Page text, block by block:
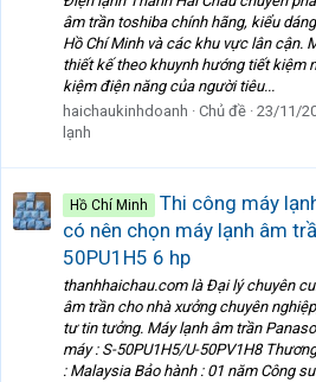
âm trần toshiba chính hãng, kiểu
Hồ Chí Minh và các khu vực lân cận.
thiết kế theo khuynh hướng tiết kiệm
kiệm điện năng của người tiêu...
haichaukinhdoanh
Chủ đề 23/11/
lạnh
Hồ Chí Minh
Thi công máy
có nên chọn máy lạnh âm
50PU1H5 6 hp
thanhhaichau.com là Đại lý chuyên
âm trần cho nhà xưởng chuyên
tư tin tưởng. Máy lạnh âm trần
máy : S-50PU1H5/U-50PV1H8
: Malaysia Bảo hành : 01 năm Công